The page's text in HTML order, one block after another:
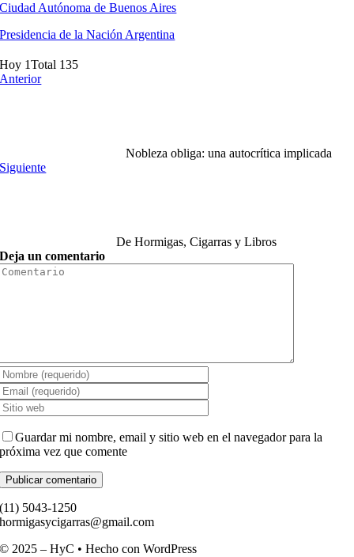
Ciudad Autónoma de Buenos Aires
Presidencia de la Nación Argentina
Hoy 1Total 135
Anterior
Nobleza obliga: una autocrítica implicada
Siguiente
De Hormigas, Cigarras y Libros
Deja un comentario
Guardar mi nombre, email y sitio web en el navegador para la
próxima vez que comente
(11) ­5043-1250
hormigasycigarras@gmail.com
© 2025 – HyC • Hecho con WordPress